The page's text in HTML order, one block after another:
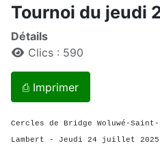
Tournoi du jeudi
Détails
Clics : 590
⎙ Imprimer
Cercles de Bridge Woluwé-Saint-
Lambert - Jeudi 24 juillet 2025